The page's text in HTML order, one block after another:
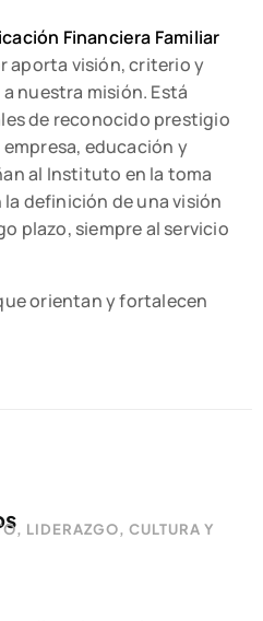
Financiera Familiar
aporta visión, criterio y
nuestra misión. Está
de reconocido prestigio
educación y
al Instituto en la toma
definición de una visión
plazo, siempre al servicio
orientan y fortalecen
LIDERAZGO, CULTURA Y